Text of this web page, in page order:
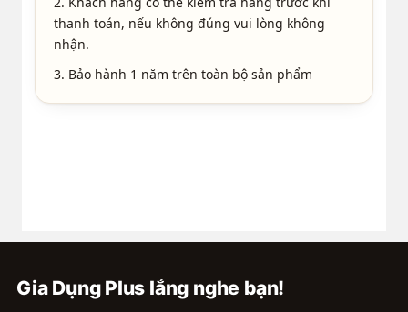
thanh toán, nếu không đúng vui lòng không
nhận.
3. Bảo hành 1 năm trên toàn bộ sản phẩm
Gia Dụng Plus lắng nghe bạn!